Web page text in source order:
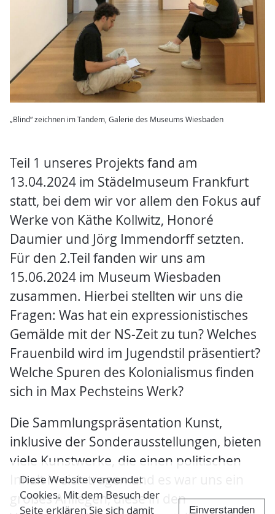
„Blind“ zeichnen im Tandem, Galerie des Museums Wiesbaden
Teil 1 unseres Projekts fand am
13.04.2024 im Städelmuseum Frankfurt
statt, bei dem wir vor allem den Fokus auf
Werke von Käthe Kollwitz, Honoré
Daumier und Jörg Immendorff setzten.
Für den 2.Teil fanden wir uns am
15.06.2024 im Museum Wiesbaden
zusammen. Hierbei stellten wir uns die
Fragen: Was hat ein expressionistisches
Gemälde mit der NS-Zeit zu tun? Welches
Frauenbild wird im Jugendstil präsentiert?
Welche Spuren des Kolonialismus finden
sich in Max Pechsteins Werk?
Die Sammlungspräsentation Kunst,
inklusive der Sonderausstellungen, bieten
viele Kunstwerke, die einen politischen
Inhalt in sich tragen und es war uns ein
großes Anliegen, diese in den
Diese Website verwendet
Cookies. Mit dem Besuch der
Seite erklären Sie sich damit
Einverstanden